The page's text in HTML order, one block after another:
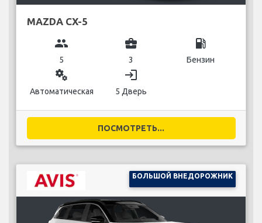
MAZDA CX-5
group
5
business_center
3
local_gas_station
Бензин
miscellaneous_services
Автоматическая
login
5 Дверь
ПОСМОТРЕТЬ...
БОЛЬШОЙ ВНЕДОРОЖНИК